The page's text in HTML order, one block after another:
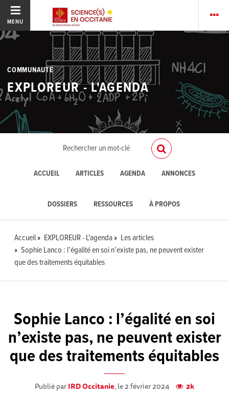
MENU
COMMUNAUTÉ
EXPLOREUR - L'AGENDA
ACCUEIL ARTICLES AGENDA ANNONCES
DOSSIERS RESSOURCES À PROPOS
Accueil EXPLOREUR - L'agenda
Les articles
Sophie Lanco : l’égalité en soi n’existe pas, ne peuvent exister
que des traitements équitables
Sophie Lanco : l’égalité en soi
n’existe pas, ne peuvent exister
que des traitements équitables
Publié parIRD Occitanie, le 2 février 2024 2k